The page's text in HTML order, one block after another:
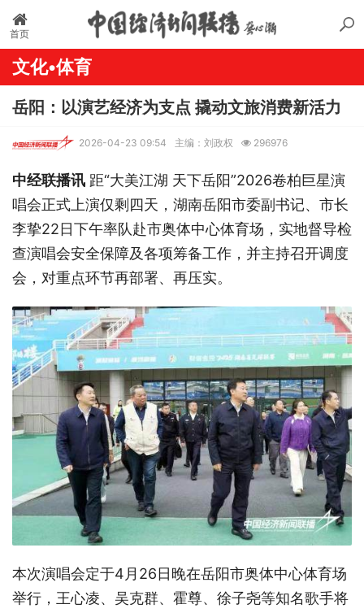
首页
文化•体育
岳阳：以演艺经济为支点 撬动文旅消费新活力
2026-04-23 09:54 主编：刘政权 296976
中经联播讯 距“大美江湖 天下岳阳”2026卷柏巨星演
唱会正式上演仅剩四天，湖南岳阳市委副书记、市长
李挚22日下午率队赴市奥体中心体育场，实地督导检
查演唱会安全保障及各项筹备工作，并主持召开调度
会，对重点环节再部署、再压实。
本次演唱会定于4月26日晚在岳阳市奥体中心体育场
举行，王心凌、吴克群、霍尊、徐子尧等知名歌手将